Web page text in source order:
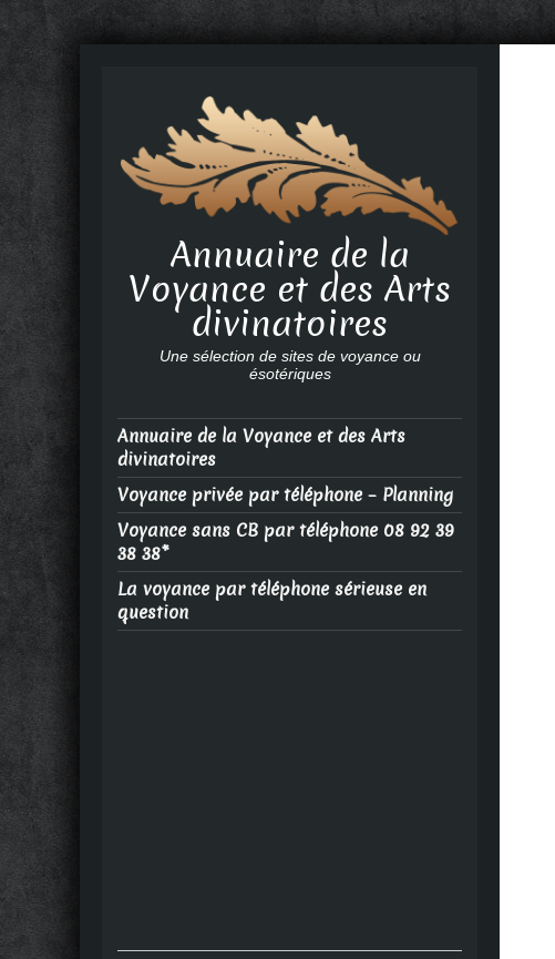
Annuaire de la
Voyance et des Arts
divinatoires
Une sélection de sites de voyance ou
ésotériques
Annuaire de la Voyance et des Arts
divinatoires
Voyance privée par téléphone – Planning
Voyance sans CB par téléphone 08 92 39
38 38*
La voyance par téléphone sérieuse en
question